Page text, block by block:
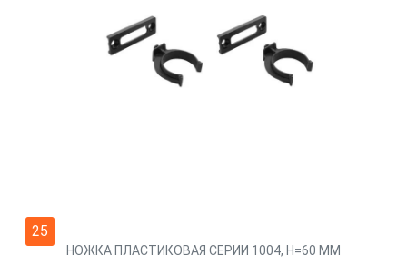
25
НОЖКА ПЛАСТИКОВАЯ СЕРИИ 1004, H=60 ММ